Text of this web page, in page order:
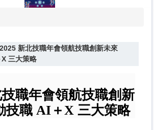
2025 新北技職年會領航技職創新未來
三大策略
技職年會領航技職創新
技職 AI＋X 三大策略